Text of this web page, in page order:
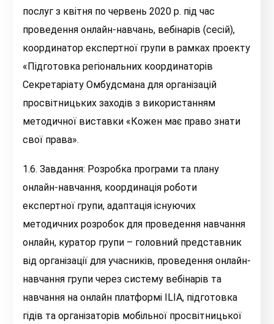
послуг з квітня по червень 2020 р. під час
проведення онлайн-навчань, вебінарів (сесій),
координатор експертної групи в рамках проекту
«Підготовка регіональних координаторів
Секретаріату Омбудсмана для організацій
просвітницьких заходів з використанням
методичної виставки «Кожен має право знати
свої права».
1.6. Завдання: Розробка програми та плану
онлайн-навчання, координація роботи
експертної групи, адаптація існуючих
методичних розробок для проведення навчання
онлайн, куратор групи – головний представник
від організації для учасників, проведення онлайн-
навчання групи через систему вебінарів та
навчання на онлайн платформі ILIA, підготовка
гідів та організаторів мобільної просвітницької